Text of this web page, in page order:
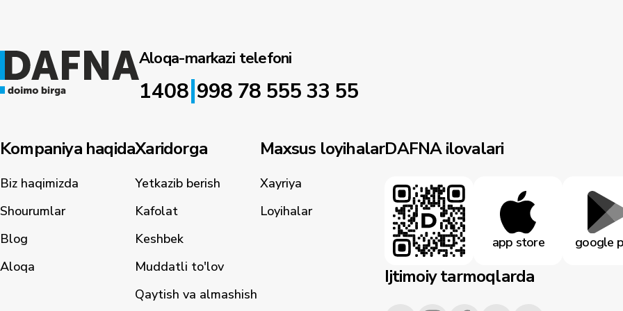
Aloqa-markazi telefoni
1408|998 78 555 33 55
Kompaniya haqida
Biz haqimizda
Shourumlar
Blog
Aloqa
Xaridorga
Yetkazib berish
Kafolat
Keshbek
Muddatli to'lov
Qaytish va almashish
Maxsus loyihalar
Xayriya
Loyihalar
DAFNA ilovalari
app store google
Ijtimoiy tarmoqlarda